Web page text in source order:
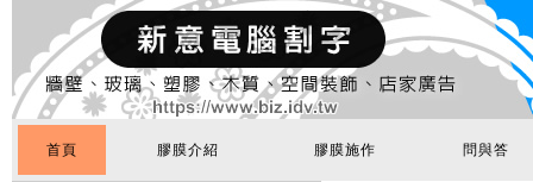
首頁 膠膜介紹 膠膜施作 問與答